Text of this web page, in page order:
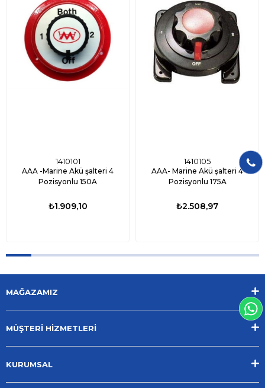
1410101
AAA -Marine Akü şalteri 4
Pozisyonlu 150A
₺1.909,10
1410105
AAA- Marine Akü şalteri 4
Pozisyonlu 175A
₺2.508,97
MAĞAZAMIZ
MÜŞTERİ HİZMETLERİ
KURUMSAL